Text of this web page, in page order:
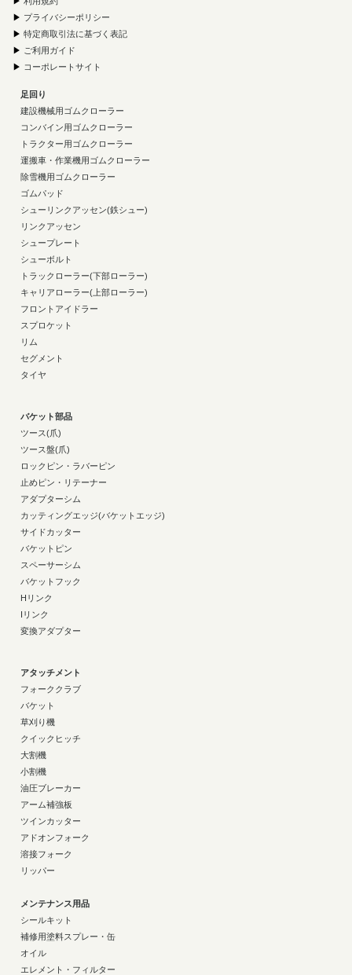
▶ プライバシーポリシー
▶ 特定商取引法に基づく表記
▶ ご利用ガイド
▶ コーポレートサイト
足回り
建設機械用ゴムクローラー
コンバイン用ゴムクローラー
トラクター用ゴムクローラー
運搬車・作業機用ゴムクローラー
除雪機用ゴムクローラー
ゴムパッド
シューリンクアッセン(鉄シュー)
リンクアッセン
シュープレート
シューボルト
トラックローラー(下部ローラー)
キャリアローラー(上部ローラー)
フロントアイドラー
スプロケット
リム
セグメント
タイヤ
バケット部品
ツース(爪)
ツース盤(爪)
ロックピン・ラバーピン
止めピン・リテーナー
アダプターシム
カッティングエッジ(バケットエッジ)
サイドカッター
バケットピン
スペーサーシム
バケットフック
Hリンク
Iリンク
変換アダプター
アタッチメント
フォーククラブ
バケット
草刈り機
クイックヒッチ
大割機
小割機
油圧ブレーカー
アーム補強板
ツインカッター
アドオンフォーク
溶接フォーク
リッパー
メンテナンス用品
シールキット
補修用塗料スプレー・缶
オイル
エレメント・フィルター